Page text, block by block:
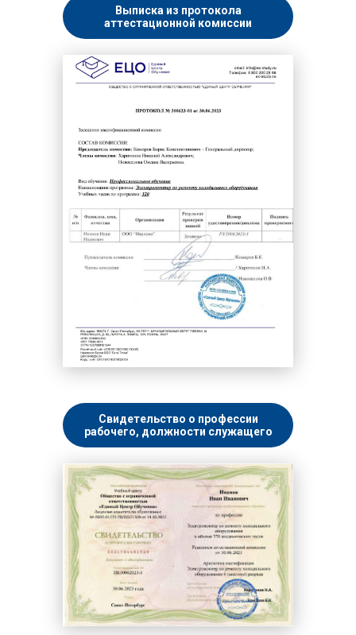
Выписка из протокола
аттестационной комиссии
Свидетельство о профессии
рабочего, должности служащего